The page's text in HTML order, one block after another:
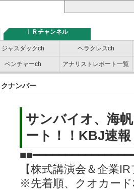
ＩＲチャンネル
ジャスダックch ヘラクレスch
ベンチャーch アナリストレポート一覧
クナンバー
サンバイオ、海
ート！！KBJ速報
【株式講演会＆企業
※先着順、クオカ